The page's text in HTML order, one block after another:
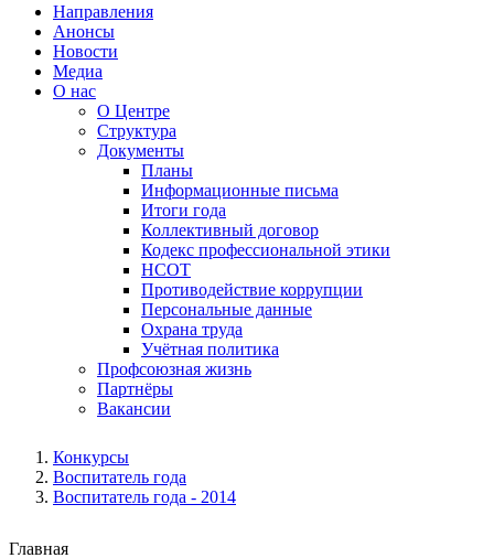
Направления
Анонсы
Новости
Медиа
О нас
О Центре
Структура
Документы
Планы
Информационные письма
Итоги года
Коллективный договор
Кодекс профессиональной этики
НСОТ
Противодействие коррупции
Персональные данные
Охрана труда
Учётная политика
Профсоюзная жизнь
Партнёры
Вакансии
Конкурсы
Воспитатель года
Воспитатель года - 2014
Главная